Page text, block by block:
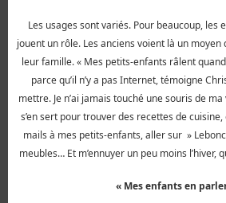
Les usages sont variés. Pour beaucoup, les
jouent un rôle. Les anciens voient là un
leur famille. « Mes petits-enfants râlent
parce qu’il n’y a pas Internet, témoigne
mettre. Je n’ai jamais touché une souris de
s’en sert pour trouver des recettes de
mails à mes petits-enfants, aller sur »
meubles… Et m’ennuyer un peu moins l’hiver,
« Mes enfants en